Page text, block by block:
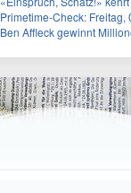
Primetime-Check: Freitag,
Ben Affleck gewinnt Millionen –